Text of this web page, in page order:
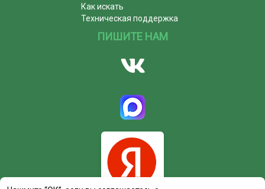
Как искать
Техническая поддержка
ПИШИТЕ НАМ